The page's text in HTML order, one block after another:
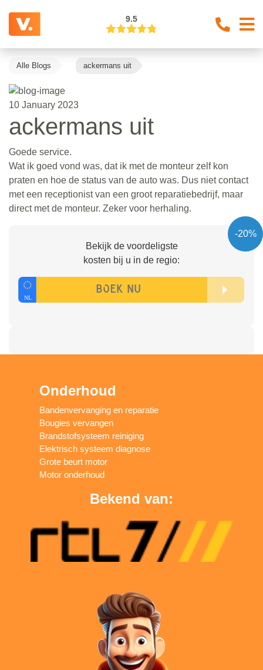
9.5
Alle Blogs ackermans uit
10 January 2023
ackermans uit
Goede service.
Wat ik goed vond was, dat ik met de monteur zelf kon
praten en hoe de status van de auto was. Dus niet contact
met een receptionist van een groot reparatiebedrijf, maar
direct met de monteur. Zeker voor herhaling.
-20%
Bekijk de voordeligste
kosten bij u in de regio:
Onderhoud
Bandenvervanging en reparatie
Bougies vervangen
Brandstofsysteem reiniging
Elektrisch systeem diagnose
Grote beurt motor
Motor onderhoud
Bekend van: